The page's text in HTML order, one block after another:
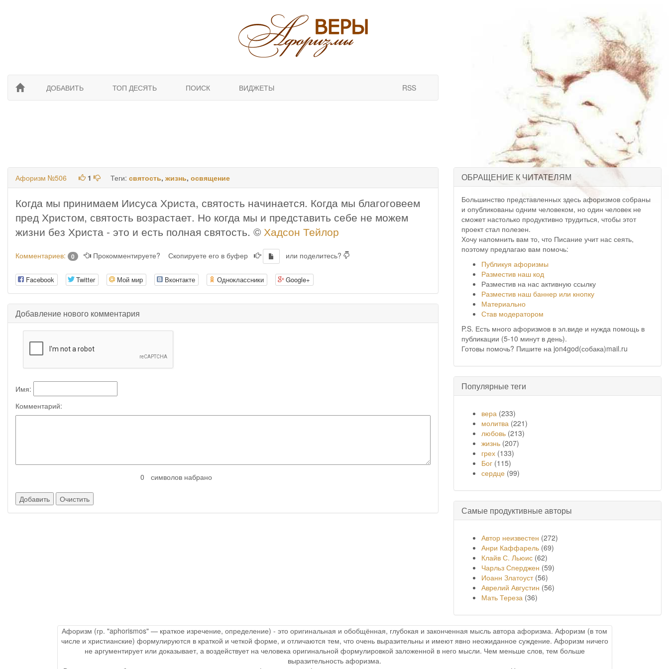
ДОБАВИТЬ ТОП ДЕСЯТЬ ПОИСК ВИДЖЕТЫ RSS
Афоризм №506 1 Теги: святость, жизнь, освящение
Когда мы принимаем Иисуса Христа, святость начинается. Когда мы благоговеем
пред Христом, святость возрастает. Но когда мы и представить себе не можем
жизни без Христа - это и есть полная святость. © Хадсон Тейлор
Комментариев: 0 Прокомментируете? Скопируете его в буфер или поделитесь?
Facebook Twitter Мой мир Вконтакте Одноклассники Google+
Добавление нового комментария
Имя:
Комментарий:
символов набрано
ОБРАЩЕНИЕ К ЧИТАТЕЛЯМ
Большинство представленных здесь афоризмов собраны
и опубликованы одним человеком, но один человек не
сможет настолько продуктивно трудиться, чтобы этот
проект стал полезен.
Хочу напомнить вам то, что Писание учит нас сеять,
поэтому предлагаю вам помочь:
Публикуя афоризмы
Разместив наш код
Разместив на нас активную ссылку
Разместив наш баннер или кнопку
Материально
Став модератором
P.S. Есть много афоризмов в эл.виде и нужда помощь в
публикации (5-10 минут в день).
Готовы помочь? Пишите на jon4god(собака)mail.ru
Популярные теги
вера (233)
молитва (221)
любовь (213)
жизнь (207)
грех (133)
Бог (115)
сердце (99)
Самые продуктивные авторы
Автор неизвестен (272)
Анри Каффарель (69)
Клайв С. Льюис (62)
Чарльз Сперджен (59)
Иоанн Златоуст(56)
Аврелий Августин (56)
Мать Тереза (36)
Афоризм (гр. "aphorismos" — краткое изречение, определение) - это оригинальная и обобщённая, глубокая и законченная мысль автора афоризма. Афоризм (в том
числе и христианские) формулируются в краткой и четкой форме, и отличаются тем, что очень выразительны и имеют явно неожиданное суждение. Афоризм ничего
не аргументирует или доказывает, а воздействует на человека оригинальной формулировкой заложенной в него мысли. Чем меньше слов, тем больше
выразительность афоризма.